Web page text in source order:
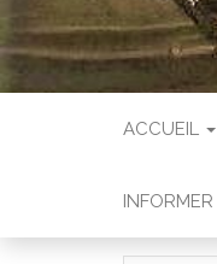
ACCUEIL
INFORMER